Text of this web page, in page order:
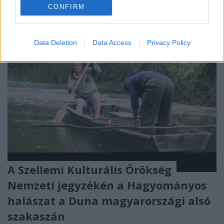
CONFIRM
Data Deletion Data Access Privacy Policy
A Szellemi Kulturális Örökség
Nemzeti jegyzékén a Hagyományos
halászat a Duna magyarországi alsó
szakaszán